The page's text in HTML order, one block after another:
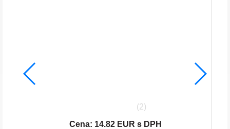
(2)
Cena: 14.82 EUR s DPH